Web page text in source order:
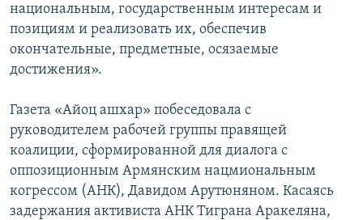
национальным, государственным интересам и
позициям и реализовать их, обеспечив
окончательные, предметные, осязаемые
достижения».
Газета «Айоц ашхар» побеседовала с
руководителем рабочей группы правящей
коалиции, сформированной для диалога с
оппозиционным Армянским нацмиональным
когрессом (АНК), Давидом Арутюняном. Касаясь
задержания активиста АНК Тиграна Аракеляна,